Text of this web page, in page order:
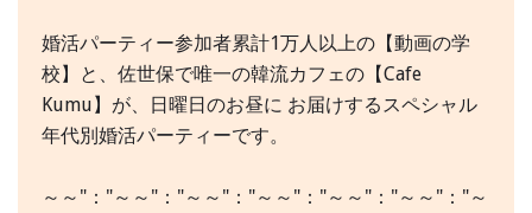
婚活パーティー参加者累計1万人以上の【動画の学
校】と、佐世保で唯一の韓流カフェの【Cafe
Kumu】が、日曜日のお昼に お届けするスペシャル
年代別婚活パーティーです。
～～"："～～"："～～"："～～"："～～"："～～"："～